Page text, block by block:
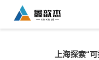
上海探索“